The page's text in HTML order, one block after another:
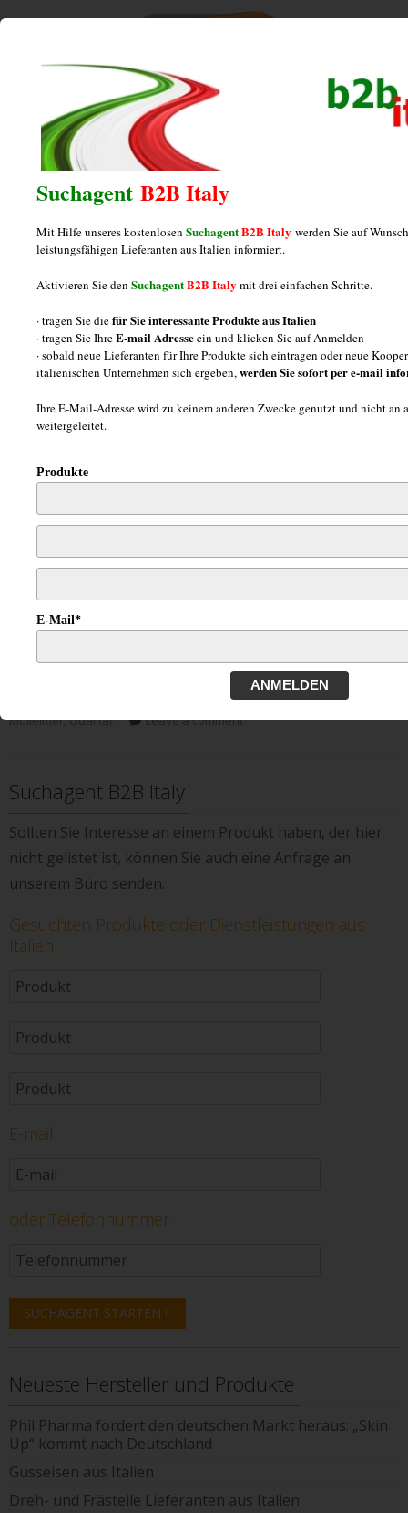
/Industriegüter /Zuliefererindustrie
"____________________________"
____________________________
Hersteller von Abfallsortiersystemen für
Posted onJuni 2, 2015byitaliamarketing
FAQ zur Herstellung und Lieferung von
Abfallsortiersystemen aus Italien Was zeichnet ein
modernes Abfallsortiersystem heute aus? Ein modernes
Küche nicht mehr wegzudenken. Es wird aus
hochwertigen 1. Wahl Materialien hergestellt, spart
einfach auf- und abzubauendes Modul, das sich gut...
MEHR ENTDECKEN ....
____________________________
einrichtung,Küchenzubehör
Mülleimer,Qualität Leave a comment
Suchagent B2B Italy
Sollten Sie Interesse an einem Produkt haben, der hier
nicht gelistet ist, können Sie auch eine Anfrage an
unserem Büro senden.
Gesuchten Produkte oder Dienstleistungen aus
Italien
E-mail
oder Telefonnummer
Neueste Hersteller und Produkte
Phil Pharma fordert den deutschen Markt heraus: „Skin
Up“ kommt nach Deutschland
Gusseisen aus Italien
Dreh- und Frästeile Lieferanten aus Italien
Suchagent B2B Italy
Mit Hilfe unseres kostenlosen SuchagentB2B Italy werden Sie auf
leistungsfähigen Lieferanten aus Italien informiert.
Aktivieren Sie den SuchagentB2B Italy mit drei einfachen Schritte.
· tragen Sie diefür Sie interessante Produkte aus Italien
· tragen Sie IhreE-mail Adresseein und klicken Sie auf Anmelden
· sobald neue Lieferanten für Ihre Produkte sich eintragen oder neue
italienischen Unternehmen sich ergeben,werden Sie sofort per e-mail
Ihre E-Mail-Adresse wird zu keinem anderen Zwecke genutzt und nicht an
weitergeleitet.
Produkte
E-Mail*
ANMELDEN